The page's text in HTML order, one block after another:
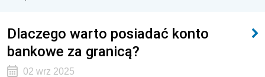
Dlaczego warto posiadać konto
bankowe za granicą?
02 wrz 2025